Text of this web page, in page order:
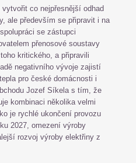
co nejpřesnější odhad
ale především se připravit i na
se zástupci
přenosové soustavy
kritického, a připravili
negativního vývoje zajistí
pro české domácnosti i
Jozef Síkela s tím, že
kombinaci několika velmi
je rychlé ukončení provozu
2027, omezení výroby
rozvoj výroby elektřiny z